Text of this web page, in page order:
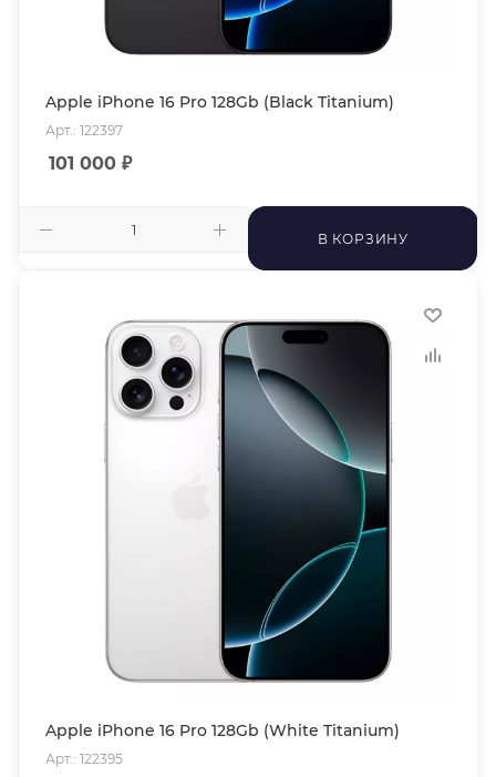
Apple iPhone 16 Pro 128Gb (Black Titanium)
Арт.: 122397
101 000 ₽
В КОРЗИНУ
Apple iPhone 16 Pro 128Gb (White Titanium)
Арт.: 122395